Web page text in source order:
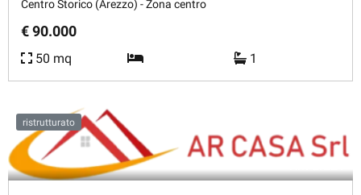
Centro Storico (Arezzo) - Zona centro
€ 90.000
50 mq 1
ristrutturato